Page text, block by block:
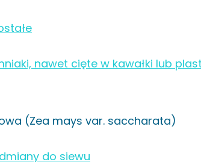
nawet cięte w kawałki lub
(Zea mays var. saccharata)
do siewu